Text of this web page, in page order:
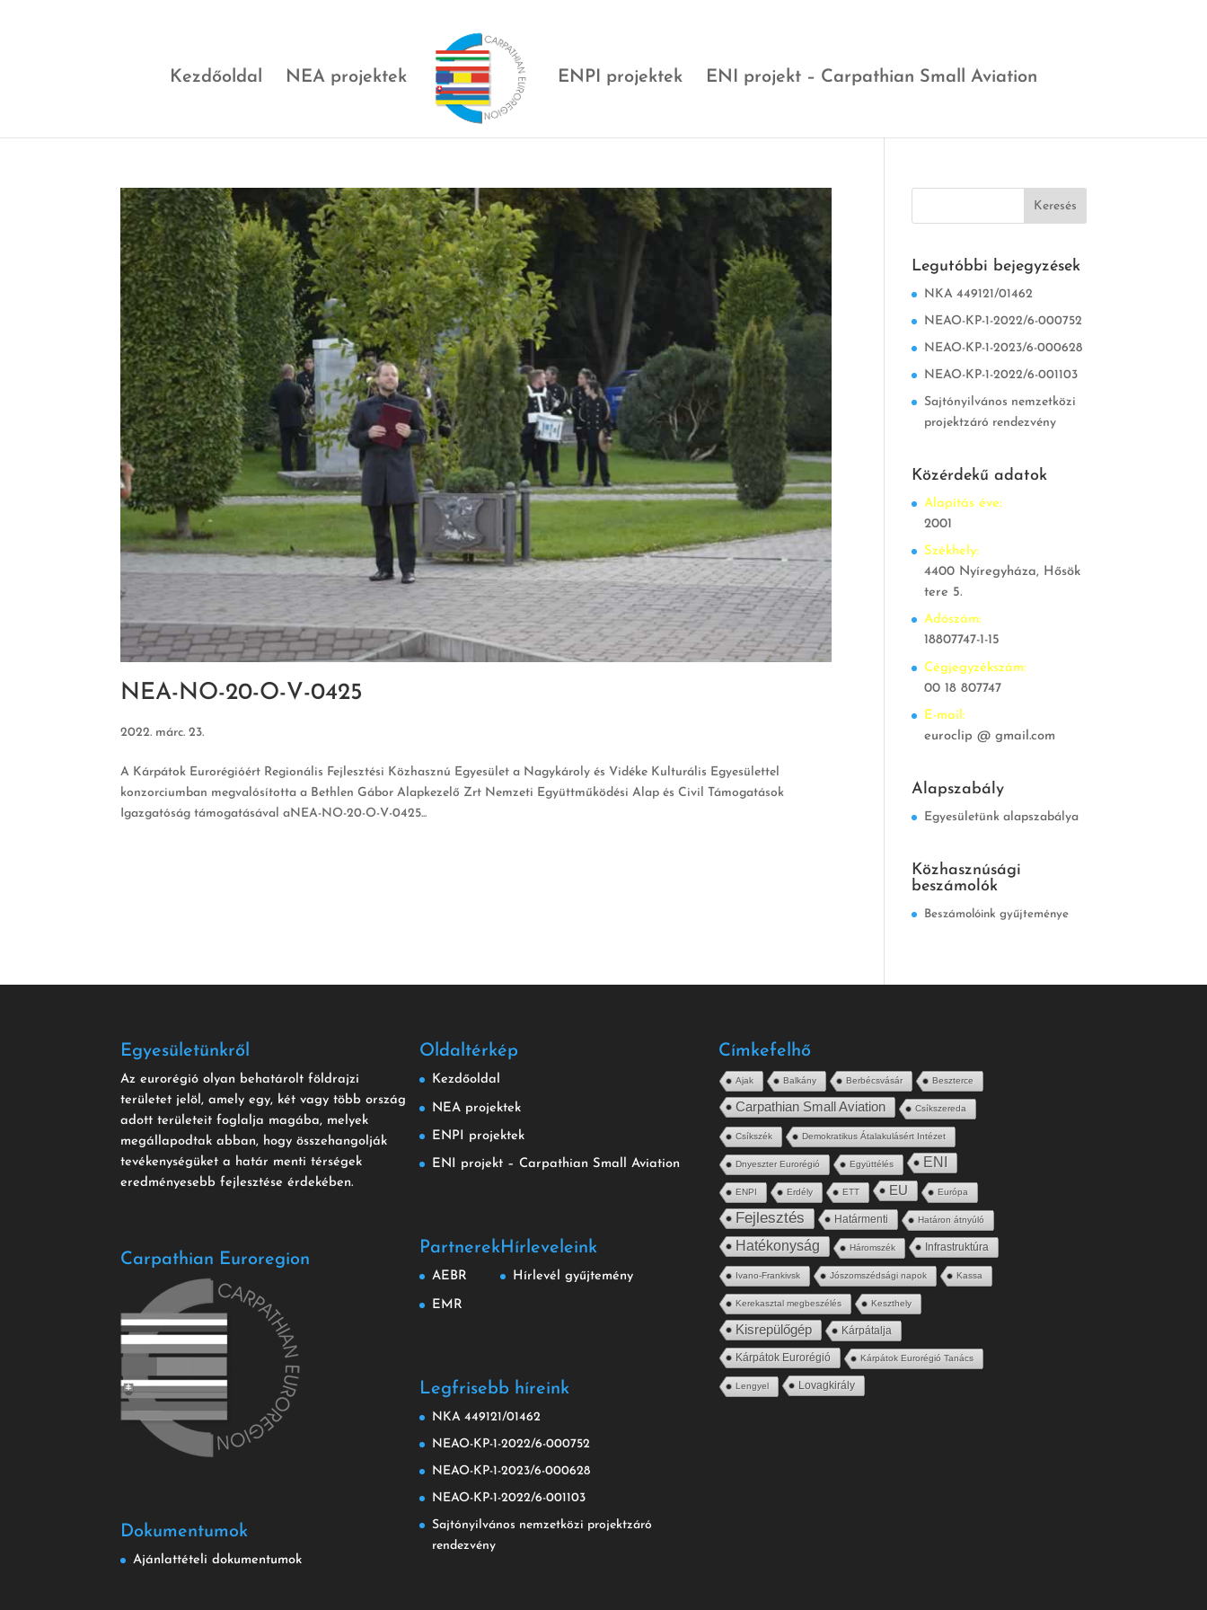
Kezdőoldal NEA projektek ENPI projektek ENI projekt – Carpathian Small Aviation
NEA-NO-20-O-V-0425
2022. márc. 23.
A Kárpátok Eurorégióért Regionális Fejlesztési Közhasznú Egyesület a Nagykároly és Vidéke Kulturális Egyesülettel
konzorciumban megvalósította a Bethlen Gábor Alapkezelő Zrt Nemzeti Együttműködési Alap és Civil Támogatások
Igazgatóság támogatásával aNEA-NO-20-O-V-0425...
Legutóbbi bejegyzések
NKA 449121/01462
NEAO-KP-1-2022/6-000752
NEAO-KP-1-2023/6-000628
NEAO-KP-1-2022/6-001103
Sajtónyilvános nemzetközi
projektzáró rendezvény
Közérdekű adatok
Alapítás éve:
2001
Székhely:
4400 Nyíregyháza, Hősök
tere 5.
Adószám:
18807747-1-15
Cégjegyzékszám:
00 18 807747
E-mail:
euroclip @ gmail.com
Alapszabály
Egyesületünk alapszabálya
Közhasznúsági
beszámolók
Beszámolóink gyűjteménye
Egyesületünkről
Az eurorégió olyan behatárolt földrajzi
területet jelöl, amely egy, két vagy több ország
adott területeit foglalja magába, melyek
megállapodtak abban, hogy összehangolják
tevékenységüket a határ menti térségek
eredményesebb fejlesztése érdekében.
Carpathian Euroregion
Dokumentumok
Ajánlattételi dokumentumok
Oldaltérkép
Kezdőoldal
NEA projektek
ENPI projektek
ENI projekt – Carpathian Small Aviation
Partnerek
AEBR
EMR
Hírleveleink
Hírlevél gyűjtemény
Legfrisebb híreink
NKA 449121/01462
NEAO-KP-1-2022/6-000752
NEAO-KP-1-2023/6-000628
NEAO-KP-1-2022/6-001103
Sajtónyilvános nemzetközi projektzáró
rendezvény
Címkefelhő
Ajak Balkány Berbécsvásár Beszterce
Carpathian Small Aviation Csíkszereda
Csíkszék Demokratikus Átalakulásért Intézet
Dnyeszter Eurorégió Együttélés ENI
ENPI Erdély ETT EU Európa
Fejlesztés Határmenti Határon átnyúló
Hatékonyság Háromszék Infrastruktúra
Ivano-Frankivsk Jószomszédsági napok Kassa
Kerekasztal megbeszélés Keszthely
Kisrepülőgép Kárpátalja
Kárpátok Eurorégió Kárpátok Eurorégió Tanács
Lengyel Lovagkirály